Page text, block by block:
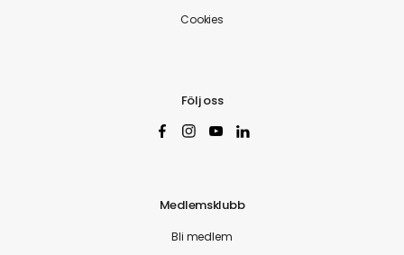
Cookies
Följ oss
Medlemsklubb
Bli medlem